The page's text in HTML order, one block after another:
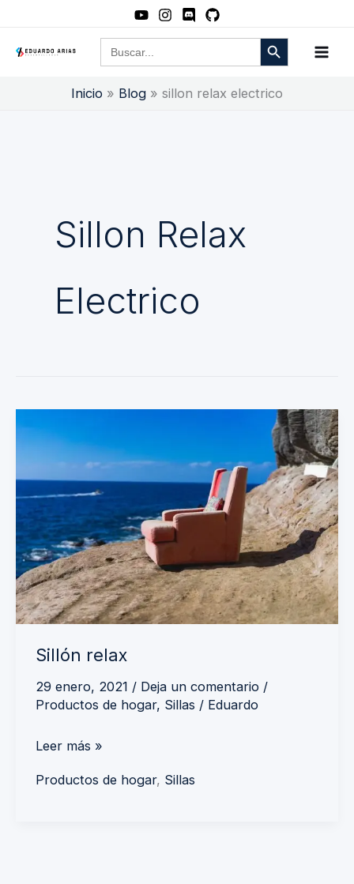
contenido
Buscar: Botón de búsqueda
Inicio Blog sillon relax electrico
Sillon Relax
Electrico
Sillón relax
29 enero, 2021 / Deja un comentario /
Productos de hogar, Sillas / Eduardo
relax
Leer más »
Productos de hogar, Sillas